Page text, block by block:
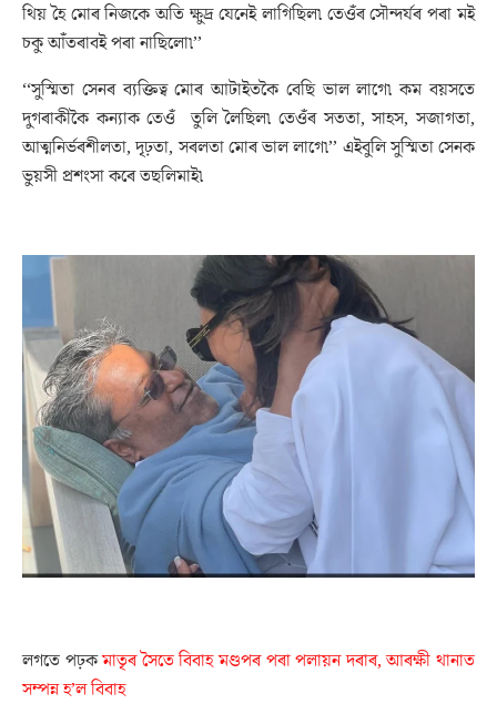
থিয় হৈ মোৰ নিজকে অতি ক্ষুদ্ৰ যেনেই লাগিছিল৷ তেওঁৰ সৌন্দৰ্যৰ পৰা মই
চকু আঁতৰাবই পৰা নাছিলো৷’’
‘‘সুস্মিতা সেনৰ ব্যক্তিত্ব মোৰ আটাইতকৈ বেছি ভাল লাগে৷ কম বয়সতে
দুগৰাকীকৈ কন্যাক তেওঁ তুলি লৈছিল৷ তেওঁৰ সততা, সাহস, সজাগতা,
আত্মনিৰ্ভৰশীলতা, দৃঢ়তা, সৰলতা মোৰ ভাল লাগে৷’’ এইবুলি সুস্মিতা সেনক
ভুয়সী প্ৰশংসা কৰে তছলিমাই৷
লগতে পঢ়কমাতৃৰ সৈতে বিবাহ মণ্ডপৰ পৰা পলায়ন দৰাৰ, আৰক্ষী থানাত
সম্পন্ন হ’ল বিবাহ